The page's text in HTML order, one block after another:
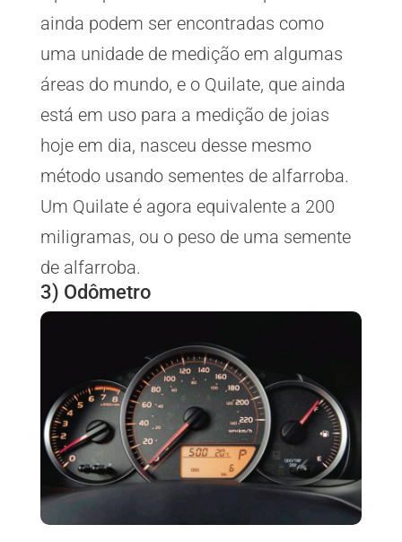
ainda podem ser encontradas como
uma unidade de medição em algumas
áreas do mundo, e o Quilate, que ainda
está em uso para a medição de joias
hoje em dia, nasceu desse mesmo
método usando sementes de alfarroba.
Um Quilate é agora equivalente a 200
miligramas, ou o peso de uma semente
de alfarroba.
3) Odômetro